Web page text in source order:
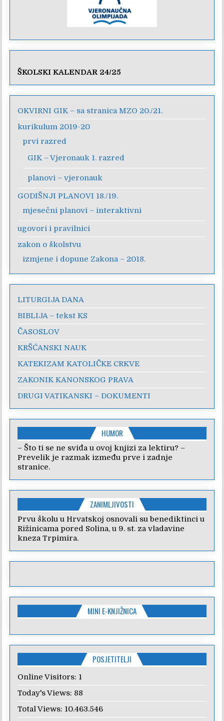
ŠKOLSKI KALENDAR 24/25
OKVIRNI GIK – sa stranica MZO 20./21.
kurikulum 2019-20
prvi razred
GIK – Vjeronauk 1. razred
planovi – vjeronauk
GODIŠNJI PLANOVI 18./19.
mjesečni planovi – interaktivni
ugovori i pravilnici
zakon o školstvu
izmjene i dopune Zakona – 2018.
LITURGIJA DANA
BIBLIJA – tekst KS
ČASOSLOV
KRŠĆANSKI NAUK
KATEKIZAM KATOLIČKE CRKVE
ZAKONIK KANONSKOG PRAVA
DRUGI VATIKANSKI – DOKUMENTI
HUMOR
– Što ti se ne sviđa u ovoj knjizi za lektiru? –
Prevelik je razmak između prve i zadnje
stranice.
ZANIMLJIVOSTI
Prvu školu u Hrvatskoj osnovali su benediktinci u
Rižinicama pored Solina, u 9. st. za vladavine
kneza Trpimira.
MINI E-KNJIŽNICA
POSJETITELJI
Online Visitors: 1
Today's Views: 88
Total Views: 10.463.546